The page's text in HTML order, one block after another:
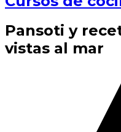
Pansoti y
vistas al mar